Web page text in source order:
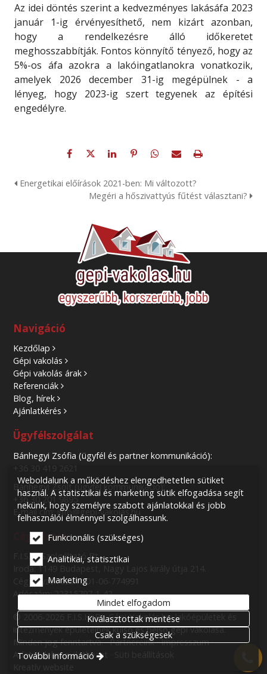
Az idei döntés szerint a kedvezményes lakásáfa 2023
január 1-ig érvényesíthető, nem kizárt azonban,
hogy a rendelkezésre álló időkeretet
meghosszabbítják. Fontos könnyítő tényező, hogy az
5%-os áfa azokra a lakóingatlanokra vonatkozik,
amelyek 2026 december 31-ig megépülnek - a
lényeg, hogy 2023-ig szert tegyenek az építési
engedélyre.
Energetikai előírások 2021-ben: Mi változott?
Megéri a hőszivattyús fűtést választani?
Navigáció
Kezdőlap
Gépi vakolás
Gépi vakolás árak
Referenciák
Blog, hírek
Ajánlatkérés
Ügyfélszolgálat
Bánhegyi Zsófia (ügyfél és partner kommunikáció):
Bánhegyi Zsolt (ügyfél kommunikáció):
+36 30 201 9895
E-mail cím: info@gepi-vakolas.hu
Cégadatok
F.I.S.H. Szolgáltató Bt.
Iroda: 1149 Budapest, Nagy Lajos király útja 214.
Cégjegyzék szám: 01-06-774991
Adószám: 22315797-1-42
© 2006-2026 F.I.S.H. Bt. Gépi-Vakolás.hu: lakóépületek és
intézmények épületeinek külső és belső gépi vakolása.
Minden jog fenntartva. Partnereink Impresszum
Adatvédelmi nyilatkozat
Weboldalunk a működéshez elengedhetetlen sütiket
használ. A statisztikai és marketing sütik elfogadása segít
nekünk, hogy személyre szabott ajánlatokkal és jobb
felhasználói élménnyel szolgálhassunk.
Funkcionális (szükséges)
Analitikai, statisztikai
Marketing
Mindet elfogadom
Kiválasztottak mentése
Csak a szükségesek
További információ